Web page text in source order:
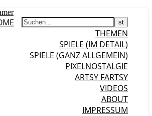
THEMEN
SPIELE (IM DETAIL)
SPIELE (GANZ ALLGEMEIN)
PIXELNOSTALGIE
ARTSY FARTSY
VIDEOS
ABOUT
IMPRESSUM